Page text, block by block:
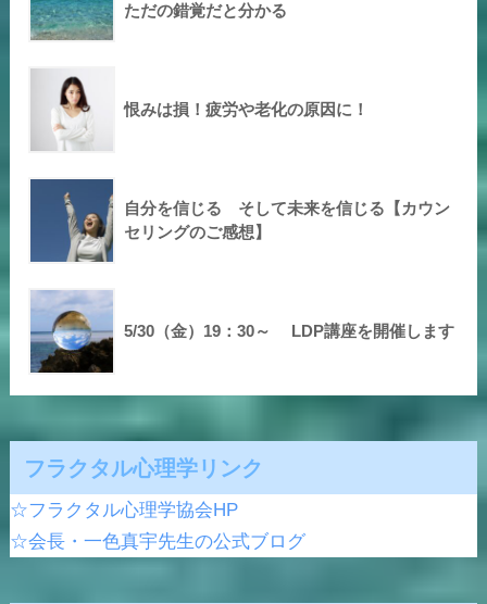
ただの錯覚だと分かる
恨みは損！疲労や老化の原因に！
自分を信じる そして未来を信じる【カウン
セリングのご感想】
5/30（金）19：30～ LDP講座を開催します
フラクタル心理学リンク
☆フラクタル心理学協会HP
☆会長・一色真宇先生の公式ブログ